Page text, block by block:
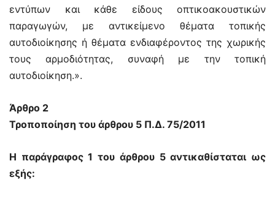
εντύπων και κάθε είδους οπτικοακουστικών
παραγωγών, με αντικείμενο θέματα τοπικής
αυτοδιοίκησης ή θέματα ενδιαφέροντος της χωρικής
τους αρμοδιότητας, συναφή με την τοπική
αυτοδιοίκηση.».
Άρθρο 2
Τροποποίηση του άρθρου 5 Π.Δ. 75/2011
Η παράγραφος 1 του άρθρου 5 αντικαθίσταται ως
εξής: